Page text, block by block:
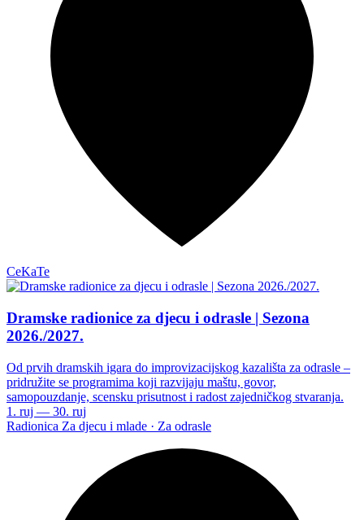
CeKaTe
Dramske radionice za djecu i odrasle | Sezona
2026./2027.
Od prvih dramskih igara do improvizacijskog kazališta za odrasle –
pridružite se programima koji razvijaju maštu, govor,
samopouzdanje, scensku prisutnost i radost zajedničkog stvaranja.
1. ruj — 30. ruj
Radionica Za djecu i mlade · Za odrasle